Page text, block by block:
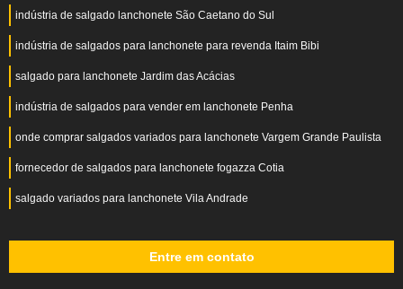
indústria de salgado lanchonete São Caetano do Sul
indústria de salgados para lanchonete para revenda Itaim Bibi
salgado para lanchonete Jardim das Acácias
indústria de salgados para vender em lanchonete Penha
onde comprar salgados variados para lanchonete Vargem Grande Paulista
fornecedor de salgados para lanchonete fogazza Cotia
salgado variados para lanchonete Vila Andrade
Entre em contato